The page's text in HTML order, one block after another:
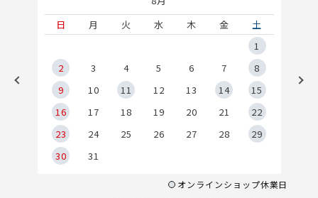
日
月 火 水 木 金
土
1
2
3 4 5 6 7
8
9
10 11 12 13 14
15
16
17 18 19 20 21
22
23
24 25 26 27 28
29
30
31
オンラインショップ休業日